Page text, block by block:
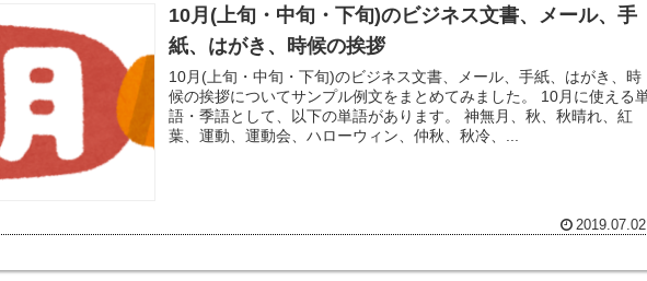
10月(上旬・中旬・下旬)のビジネス文書、メール、手
紙、はがき、時候の挨拶
10月(上旬・中旬・下旬)のビジネス文書、メール、手紙、はがき、時
候の挨拶についてサンプル例文をまとめてみました。 10月に使える単
語・季語として、以下の単語があります。 神無月、秋、秋晴れ、紅
葉、運動、運動会、ハローウィン、仲秋、秋冷、...
2019.07.02